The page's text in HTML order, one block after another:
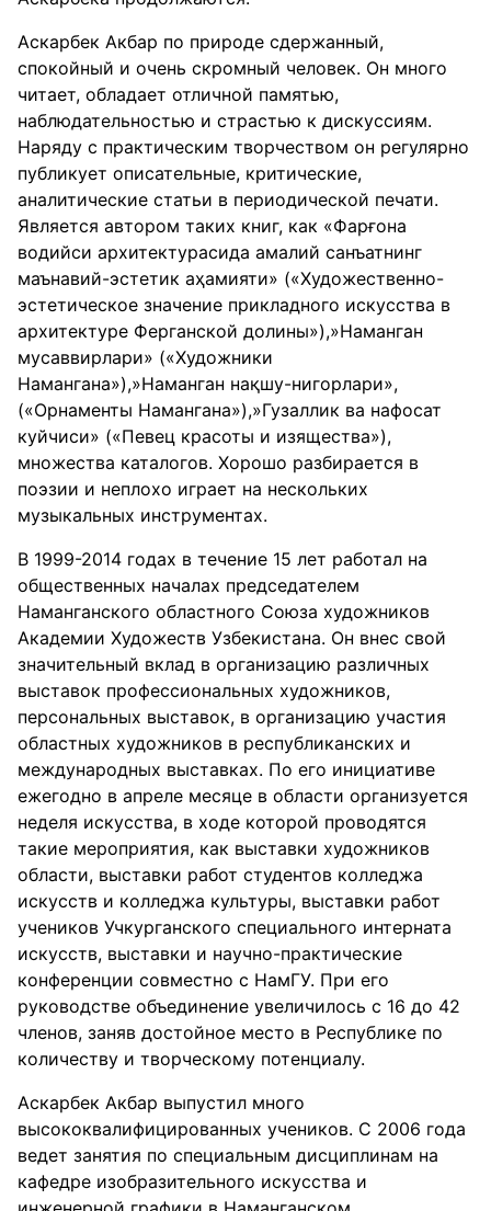
Аскарбек Акбар по природе сдержанный,
спокойный и очень скромный человек. Он много
читает, обладает отличной памятью,
наблюдательностью и страстью к дискуссиям.
Наряду с практическим творчеством он регулярно
публикует описательные, критические,
аналитические статьи в периодической печати.
Является автором таких книг, как «Фарғона
водийси архитектурасида амалий санъатнинг
маънавий-эстетик аҳамияти» («Художественно-
эстетическое значение прикладного искусства в
архитектуре Ферганской долины»),»Наманган
мусаввирлари» («Художники
Намангана»),»Наманган нақшу-нигорлари»,
(«Орнаменты Намангана»),»Гузаллик ва нафосат
куйчиси» («Певец красоты и изящества»),
множества каталогов. Хорошо разбирается в
поэзии и неплохо играет на нескольких
музыкальных инструментах.
В 1999-2014 годах в течение 15 лет работал на
общественных началах председателем
Наманганского областного Союза художников
Академии Художеств Узбекистана. Он внес свой
значительный вклад в организацию различных
выставок профессиональных художников,
персональных выставок, в организацию участия
областных художников в республиканских и
международных выставках. По его инициативе
ежегодно в апреле месяце в области организуется
неделя искусства, в ходе которой проводятся
такие мероприятия, как выставки художников
области, выставки работ студентов колледжа
искусств и колледжа культуры, выставки работ
учеников Учкурганского специального интерната
искусств, выставки и научно-практические
конференции совместно с НамГУ. При его
руководстве объединение увеличилось с 16 до 42
членов, заняв достойное место в Республике по
количеству и творческому потенциалу.
Аскарбек Акбар выпустил много
высококвалифицированных учеников. С 2006 года
ведет занятия по специальным дисциплинам на
кафедре изобразительного искусства и